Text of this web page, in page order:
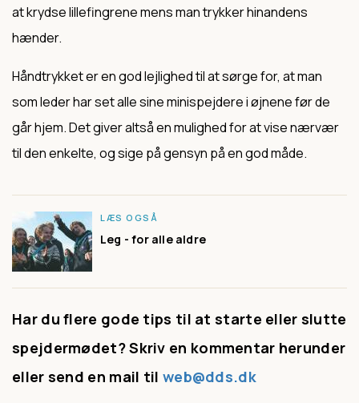
at krydse lillefingrene mens man trykker hinandens
hænder.
Håndtrykket er en god lejlighed til at sørge for, at man
som leder har set alle sine minispejdere i øjnene før de
går hjem. Det giver altså en mulighed for at vise nærvær
til den enkelte, og sige på gensyn på en god måde.
LÆS OGSÅ
Leg - for alle aldre
Har du flere gode tips til at starte eller slutte
spejdermødet? Skriv en kommentar herunder
eller send en mail til web@dds.dk